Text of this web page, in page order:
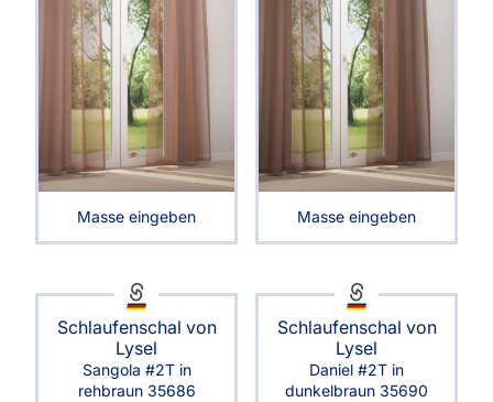
Masse eingeben Masse eingeben
Schlaufenschal von
Lysel
Sangola #2T in
rehbraun 35686
Schlaufenschal von
Lysel
Daniel #2T in
dunkelbraun 35690